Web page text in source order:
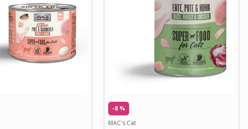
-8 %
MAC's Cat